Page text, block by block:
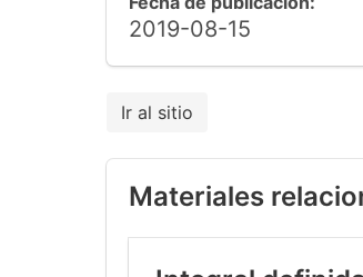
2019-08-15
Ir al sitio
Materiales